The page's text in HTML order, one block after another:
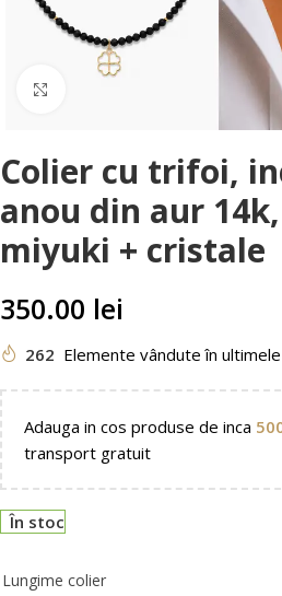
Colier cu trifoi,
anou din aur
miyuki + cristale
350.00 lei
262 Elemente vândute în
Adauga in cos produse de inca
transport gratuit
În stoc
Lungime colier